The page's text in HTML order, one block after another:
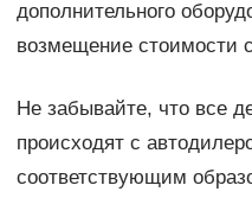
дополнительного
возмещение стоимости
Не забывайте, что все
происходят с
соответствующим